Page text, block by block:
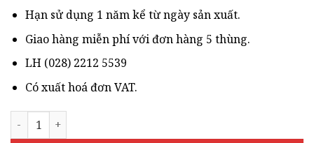
Hạn sử dụng 1 năm kể từ ngày sản xuất.
Giao hàng miễn phí với đơn hàng 5 thùng.
LH (028) 2212 5539
Có xuất hoá đơn VAT.
NƯỚC KHOÁNG LAVIE 1.5L số lượng